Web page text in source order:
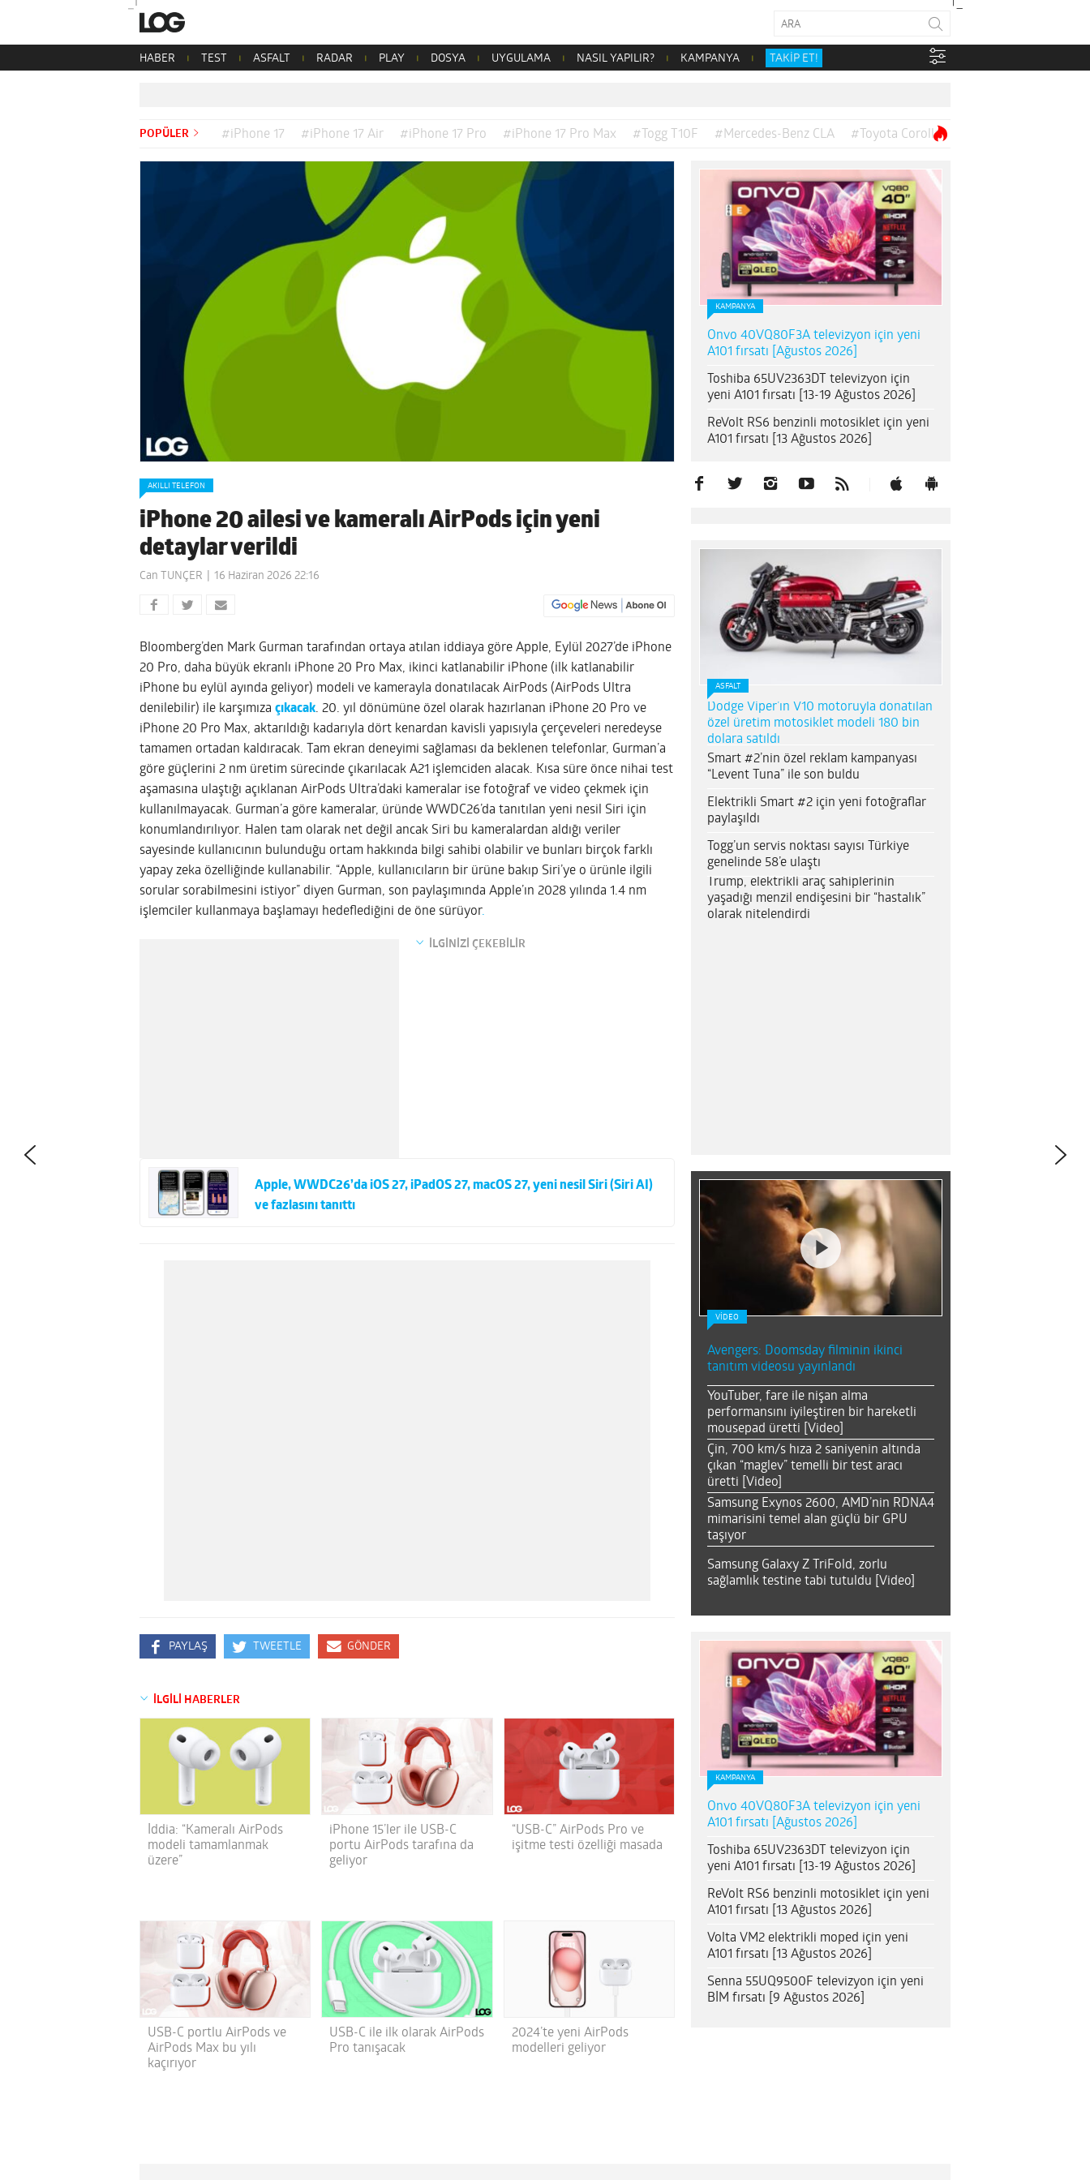
HABER TEST ASFALT RADAR PLAY DOSYA UYGULAMA NASIL YAPILIR? KAMPANYA TAKİP ET!
POPÜLER #iPhone 17 #iPhone 17 Air #iPhone 17 Pro #iPhone 17 Pro Max #Togg T10F #Mercedes-Benz CLA #Toyota Corolla
AKILLI TELEFON
iPhone 20 ailesi ve kameralı AirPods için yeni
detaylar verildi
Can TUNÇER 16 Haziran 2026 22:16
Bloomberg’den Mark Gurman tarafından ortaya atılan iddiaya göre Apple, Eylül 2027’de iPhone
20 Pro, daha büyük ekranlı iPhone 20 Pro Max, ikinci katlanabilir iPhone (ilk katlanabilir
iPhone bu eylül ayında geliyor) modeli ve kamerayla donatılacak AirPods (AirPods Ultra
denilebilir) ile karşımıza çıkacak. 20. yıl dönümüne özel olarak hazırlanan iPhone 20 Pro ve
iPhone 20 Pro Max, aktarıldığı kadarıyla dört kenardan kavisli yapısıyla çerçeveleri neredeyse
tamamen ortadan kaldıracak. Tam ekran deneyimi sağlaması da beklenen telefonlar, Gurman’a
göre güçlerini 2 nm üretim sürecinde çıkarılacak A21 işlemciden alacak. Kısa süre önce nihai test
aşamasına ulaştığı açıklanan AirPods Ultra’daki kameralar ise fotoğraf ve video çekmek için
kullanılmayacak. Gurman’a göre kameralar, üründe WWDC26’da tanıtılan yeni nesil Siri için
konumlandırılıyor. Halen tam olarak net değil ancak Siri bu kameralardan aldığı veriler
sayesinde kullanıcının bulunduğu ortam hakkında bilgi sahibi olabilir ve bunları birçok farklı
yapay zeka özelliğinde kullanabilir. “Apple, kullanıcıların bir ürüne bakıp ‌Siri‌’ye o ürünle ilgili
sorular sorabilmesini istiyor” diyen Gurman, son paylaşımında Apple’ın 2028 yılında 1.4 nm
işlemciler kullanmaya başlamayı hedeflediğini de öne sürüyor.
İLGİNİZİ ÇEKEBİLİR
Apple, WWDC26’da iOS 27, iPadOS 27, macOS 27, yeni nesil Siri (Siri AI)
ve fazlasını tanıttı
PAYLAŞ TWEETLE GÖNDER
İLGİLİ HABERLER
İddia: “Kameralı AirPods
modeli tamamlanmak
üzere”
iPhone 15’ler ile USB-C
portu AirPods tarafına da
geliyor
“USB-C” AirPods Pro ve
işitme testi özelliği masada
USB-C portlu AirPods ve
AirPods Max bu yılı
kaçırıyor
USB-C ile ilk olarak AirPods
Pro tanışacak
2024’te yeni AirPods
modelleri geliyor
KAMPANYA
Onvo 40VQ80F3A televizyon için yeni
A101 fırsatı [Ağustos 2026]
Toshiba 65UV2363DT televizyon için
yeni A101 fırsatı [13-19 Ağustos 2026]
ReVolt RS6 benzinli motosiklet için yeni
A101 fırsatı [13 Ağustos 2026]
ASFALT
Dodge Viper’ın V10 motoruyla donatılan
özel üretim motosiklet modeli 180 bin
dolara satıldı
Smart #2’nin özel reklam kampanyası
“Levent Tuna” ile son buldu
Elektrikli Smart #2 için yeni fotoğraflar
paylaşıldı
Togg’un servis noktası sayısı Türkiye
genelinde 58’e ulaştı
Trump, elektrikli araç sahiplerinin
yaşadığı menzil endişesini bir “hastalık”
olarak nitelendirdi
VİDEO
Avengers: Doomsday filminin ikinci
tanıtım videosu yayınlandı
YouTuber, fare ile nişan alma
performansını iyileştiren bir hareketli
mousepad üretti [Video]
Çin, 700 km/s hıza 2 saniyenin altında
çıkan “maglev” temelli bir test aracı
üretti [Video]
Samsung Exynos 2600, AMD’nin RDNA4
mimarisini temel alan güçlü bir GPU
taşıyor
Samsung Galaxy Z TriFold, zorlu
sağlamlık testine tabi tutuldu [Video]
KAMPANYA
Onvo 40VQ80F3A televizyon için yeni
A101 fırsatı [Ağustos 2026]
Toshiba 65UV2363DT televizyon için
yeni A101 fırsatı [13-19 Ağustos 2026]
ReVolt RS6 benzinli motosiklet için yeni
A101 fırsatı [13 Ağustos 2026]
Volta VM2 elektrikli moped için yeni
A101 fırsatı [13 Ağustos 2026]
Senna 55UQ9500F televizyon için yeni
BİM fırsatı [9 Ağustos 2026]